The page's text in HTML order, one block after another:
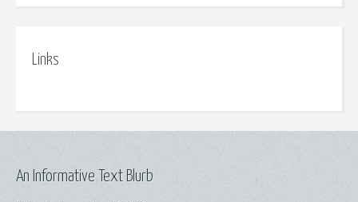
Links
An Informative Text Blurb